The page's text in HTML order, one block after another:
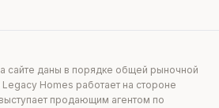
сайте даны в порядке общей рыночной
Homes работает на стороне
продающим агентом по